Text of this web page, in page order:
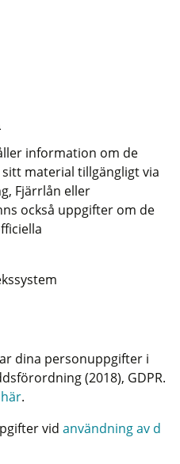
information om de
material tillgängligt via
Fjärrlån eller
också uppgifter om de
dina personuppgifter i
(2018), GDPR.
.
vid användning av d